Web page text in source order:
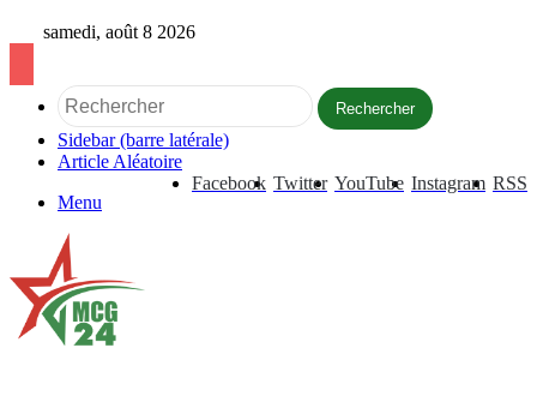
samedi, août 8 2026
Rechercher
Sidebar (barre latérale)
Article Aléatoire
RSS
Instagram
YouTube
Twitter
Facebook
Menu